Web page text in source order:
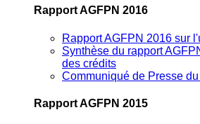
Rapport AGFPN 2016
Rapport AGFPN 2016 sur
Synthèse du rapport
des crédits
Communiqué de Presse
Rapport AGFPN 2015